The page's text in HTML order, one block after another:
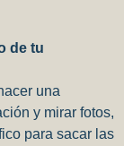
de tu
una
y mirar fotos,
para sacar las